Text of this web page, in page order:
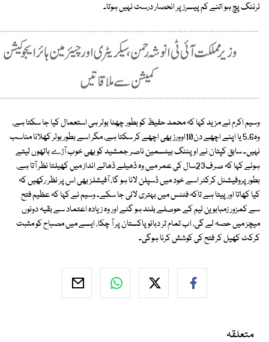
ٹرننگ پچ ہو اتنے کم پیسرز پر انحصار درست نہیں ہوتا۔
وسیم اکرم نے مزید کہا کہ محمد حفیظ کو بطور چھٹا بولر ہی استعمال کیا جا سکتا ہے،
وہ5،6 یا اپنے اچھے دن10اوورز بھی اچھے کر سکتا ہے، مگر اسے بطور بولر کھلانا مناسب
نہیں۔ سابق کپتان نے اوپننگ بیٹسمین ناصر جمشید کو بھی خوب آڑے ہاتھوں لیتے
ہوئے کہا کہ صرف23سال کی عمر میں وہ ڈھیلے ڈھالے انداز میں کھیلتا نظر آتا ہے،
بطور پروفیشنل کرکٹر اسے خود میں ڈسپلن لانا ہو گا، آفیشلز بھی اس پر نظر رکھیں کہ
کیا کھاتا اور پیتا ہے تاکہ فٹنس میں بہتری لائی جا سکے۔ وسیم نے کہا کہ عظیم فتح
سے کمزور زمبابوین ٹیم کے حوصلے بلند ہو گئے اور وہ زیادہ اعتماد سے بقیہ دونوں
میچز میں حصہ لے گی، اب تمام تر دبائو پاکستان پر آ چکا، ایسے میں مصباح کو مثبت
کرکٹ کھیل کر فتح کی کوشش کرنا ہوگی۔
متعلقہ